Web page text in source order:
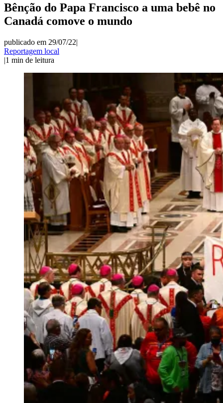
Bênção do Papa Francisco a uma bebê no
Canadá comove o mundo
publicado em 29/07/22|
Reportagem local
|1 min de leitura